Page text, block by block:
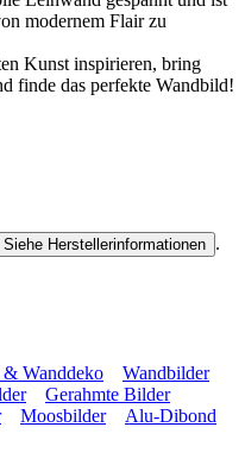
modernem Flair zu
Kunst inspirieren, bring
finde das perfekte Wandbild!
Siehe Herstellerinformationen .
Wanddeko
Wandbilder
Gerahmte Bilder
Moosbilder
Alu-Dibond